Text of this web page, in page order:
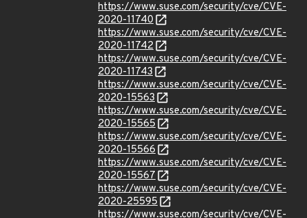
https://www.suse.com/security/cve/CVE-
2020-11740
https://www.suse.com/security/cve/CVE-
2020-11742
https://www.suse.com/security/cve/CVE-
2020-11743
https://www.suse.com/security/cve/CVE-
2020-15563
https://www.suse.com/security/cve/CVE-
2020-15565
https://www.suse.com/security/cve/CVE-
2020-15566
https://www.suse.com/security/cve/CVE-
2020-15567
https://www.suse.com/security/cve/CVE-
2020-25595
https://www.suse.com/security/cve/CVE-